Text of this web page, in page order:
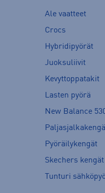
Ale vaatteet
Crocs
Hybridipyörät
Juoksuliivit
Kevyttoppatakit
Lasten pyörä
New Balance
Pyöräilykengät
Skechers kengät
Tunturi